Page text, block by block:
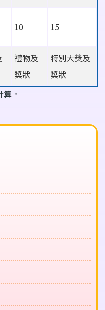
10 15
禮物及
獎狀
特別大獎及
獎狀
。